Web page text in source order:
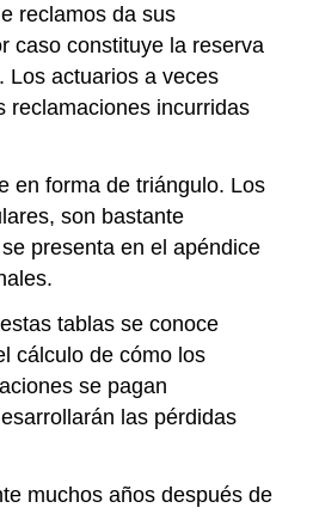
reclamos da sus
caso constituye la reserva
Los actuarios a veces
reclamaciones incurridas
en forma de triángulo. Los
son bastante
presenta en el apéndice
tablas se conoce
cálculo de cómo los
se pagan
las pérdidas
muchos años después de